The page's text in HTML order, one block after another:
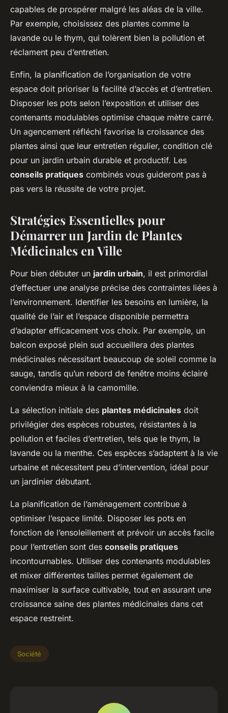
capables de prospérer malgré les aléas de la ville.
Par exemple, choisissez des plantes comme la
lavande ou le thym, qui tolèrent bien la pollution et
réclament peu d’entretien.
Enfin, la planification de l’organisation de votre
espace doit prioriser la facilité d’accès et d’entretien.
Disposer les pots selon l’exposition et utiliser des
contenants modulables optimise chaque mètre carré.
Un agencement réfléchi favorise la croissance des
plantes ainsi que leur entretien régulier, condition clé
pour un jardin urbain durable et productif. Les
conseils pratiques combinés vous guideront pas à
pas vers la réussite de votre projet.
Stratégies Essentielles pour
Démarrer un Jardin de Plantes
Médicinales en Ville
Pour bien débuter un jardin urbain, il est primordial
d’effectuer une analyse précise des contraintes liées à
l’environnement. Identifier les besoins en lumière, la
qualité de l’air et l’espace disponible permettra
d’adapter efficacement vos choix. Par exemple, un
balcon exposé plein sud accueillera des plantes
médicinales nécessitant beaucoup de soleil comme la
sauge, tandis qu’un rebord de fenêtre moins éclairé
conviendra mieux à la camomille.
La sélection initiale des plantes médicinales doit
privilégier des espèces robustes, résistantes à la
pollution et faciles d’entretien, tels que le thym, la
lavande ou la menthe. Ces espèces s’adaptent à la vie
urbaine et nécessitent peu d’intervention, idéal pour
un jardinier débutant.
La planification de l’aménagement contribue à
optimiser l’espace limité. Disposer les pots en
fonction de l’ensoleillement et prévoir un accès facile
pour l’entretien sont des conseils pratiques
incontournables. Utiliser des contenants modulables
et mixer différentes tailles permet également de
maximiser la surface cultivable, tout en assurant une
croissance saine des plantes médicinales dans cet
espace restreint.
Société